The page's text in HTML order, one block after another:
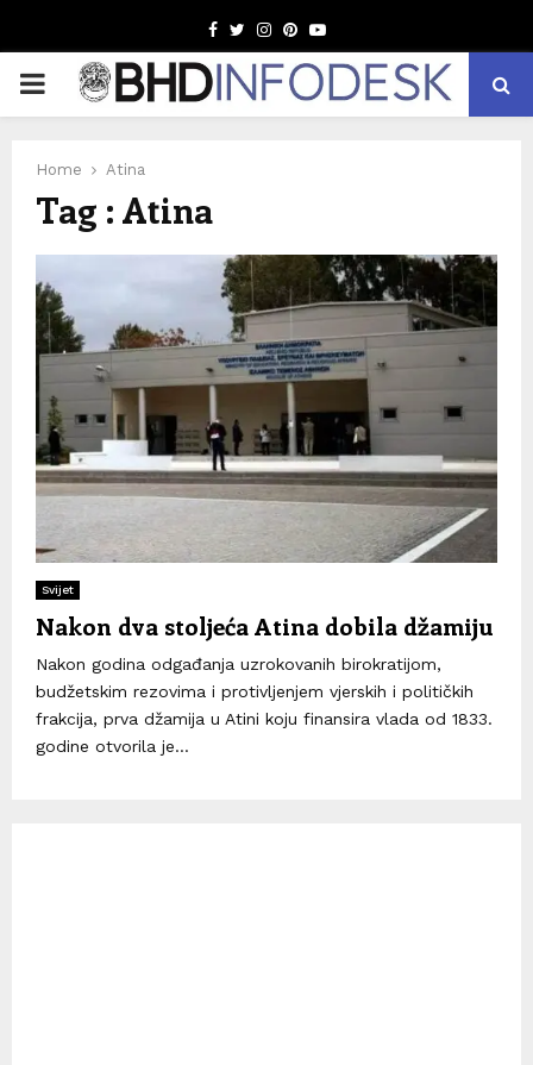
Facebook
TwitterInstagram
Pinterest
Youtube
PRIMARY
Home Atina
Tag : Atina
Svijet
Nakon dva stoljeća Atina dobila džamiju
Nakon godina odgađanja uzrokovanih birokratijom,
budžetskim rezovima i protivljenjem vjerskih i političkih
frakcija, prva džamija u Atini koju finansira vlada od 1833.
godine otvorila je...